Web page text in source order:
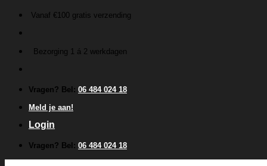
inhoud
Vanaf €100 gratis verzending
Bezorging 1 á 2 werkdagen
Vragen? Bel: 06 484 024 18
Meld je aan!
Login
Vragen? Bel: 06 484 024 18